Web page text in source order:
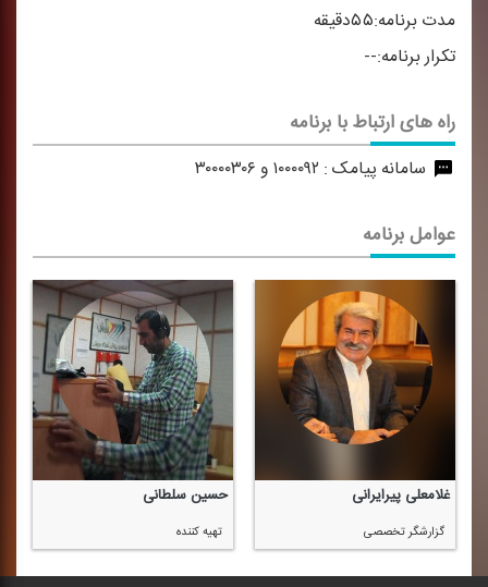
مدت برنامه:۵۵دقیقه
تکرار برنامه:--
راه های ارتباط با برنامه
سامانه پیامک : ۱۰۰۰۰۹۲ و ۳۰۰۰۰۳۰۶
عوامل برنامه
غلامعلی پیرایرانی
گزارشگر تخصصی
حسین سلطانی
تهیه كننده